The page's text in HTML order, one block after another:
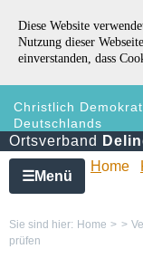
Diese Website
Nutzung dieser
einverstanden, dass
Christlich
Deutschlands
Ortsverband
☰Menü
Home
Sie sind hier: Home > >
prüfen